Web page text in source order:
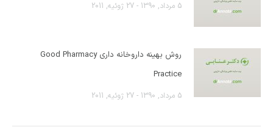
5 مرداد, 1390 - 27 ژوئیه, 2011
روش بهینه داروخانه داری Good Pharmacy
Practice
5 مرداد, 1390 - 27 ژوئیه, 2011